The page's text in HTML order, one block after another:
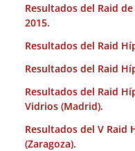
Resultados del Raid
2015.
Resultados del Raid
Resultados del Raid
Resultados del Raid
Vidrios (Madrid).
Resultados del V Raid
(Zaragoza).